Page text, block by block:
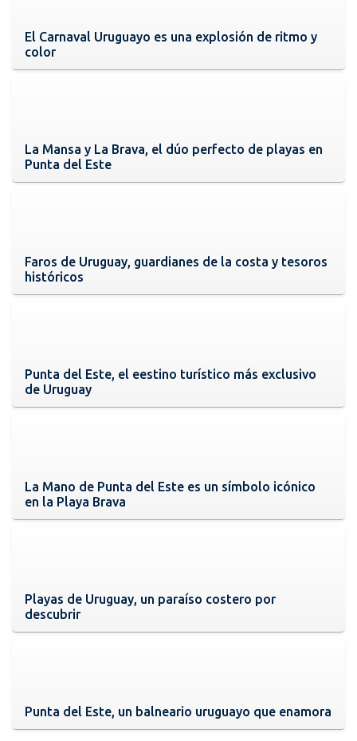
El Carnaval Uruguayo es una explosión de ritmo y
color
La Mansa y La Brava, el dúo perfecto de playas en
Punta del Este
Faros de Uruguay, guardianes de la costa y tesoros
históricos
Punta del Este, el eestino turístico más exclusivo
de Uruguay
La Mano de Punta del Este es un símbolo icónico
en la Playa Brava
Playas de Uruguay, un paraíso costero por
descubrir
Punta del Este, un balneario uruguayo que enamora